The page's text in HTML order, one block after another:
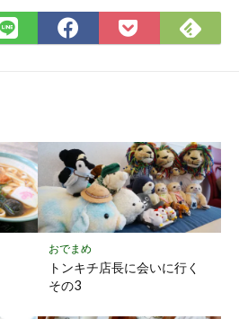
LINE
で
Facebook
で
Pocket
に
で
おでまめ
トンキチ店長に会いに行く
その3